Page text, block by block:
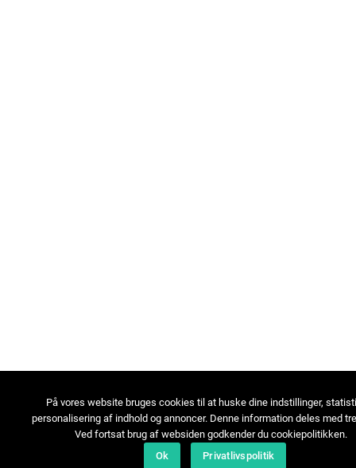
På vores website bruges cookies til at huske dine indstillinger,
personalisering af indhold og annoncer. Denne information deles med
Ved fortsat brug af websiden godkender du cookiepolitikken.
Ok
Privatlivspolitik